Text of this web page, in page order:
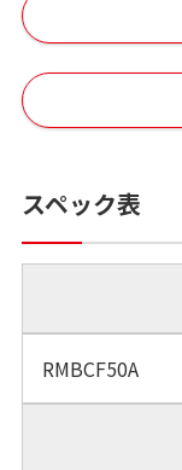
スペック表
RMBCF50A